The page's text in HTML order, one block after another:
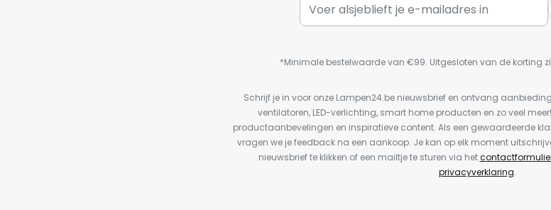
*Minimale bestelwaarde van €99. Uitgesloten van de korting
Schrijf je in voor onze Lampen24.be nieuwsbrief en ontvang
ventilatoren, LED-verlichting, smart home producten en zo veel
productaanbevelingen en inspiratieve content. Als een gewaardeerde
vragen we je feedback na een aankoop. Je kan op elk moment
nieuwsbrief te klikken of een mailtje te sturen via het
privacyverklaring.